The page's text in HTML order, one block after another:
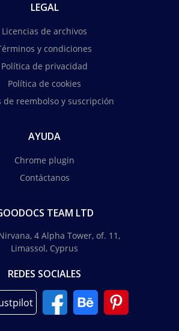
LEGAL
Licencias de archivos
y condiciones
Política de privacidad
Política de cookies
de reembolso y suscripción
AYUDA
Chrome plugin
Contáctanos
TEAM LTD
4 Alpha Tower, of. 11,
Limassol, Cyprus
REDES SOCIALES